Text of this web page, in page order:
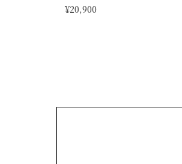
¥20,900